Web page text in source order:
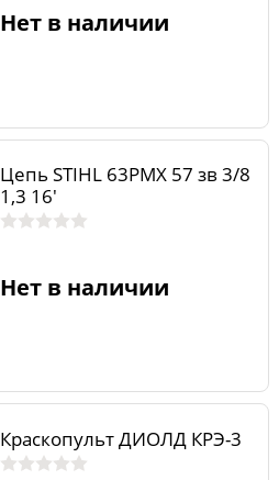
Нет в наличии
Цепь STIHL 63PMX 57 зв 3/8
1,3 16'
Нет в наличии
Краскопульт ДИОЛД КРЭ-3